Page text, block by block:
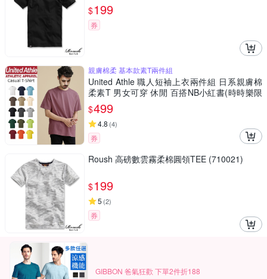
$199
券
親膚棉柔 基本款素T兩件組
United Athle 職人短袖上衣兩件組 日系親膚棉
柔素T 男女可穿 休閒 百搭NB小紅書(時時樂限
定)
$499
4.8 (4)
券
Roush 高磅數雲霧柔棉圓領TEE (710021)
$199
5 (2)
券
GIBBON 爸氣狂歡 下單2件折188